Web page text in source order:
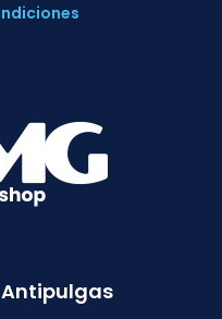
Antipulgas